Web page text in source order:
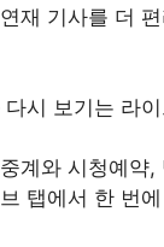
재 기사를 더
시 보기는 라
계와 시청예약,
탭에서 한 번